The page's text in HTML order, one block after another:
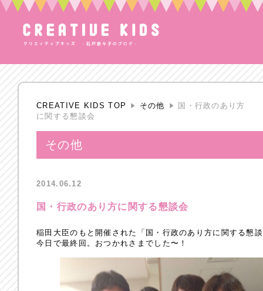
CREATIVE KIDS TOP その他
国・行政のあり方
に関する懇談会
その他
2014.06.12
国・行政のあり方に関する懇談会
稲田大臣のもと開催された「国・行政のあり方に関する懇
今日で最終回。おつかれさまでした〜！